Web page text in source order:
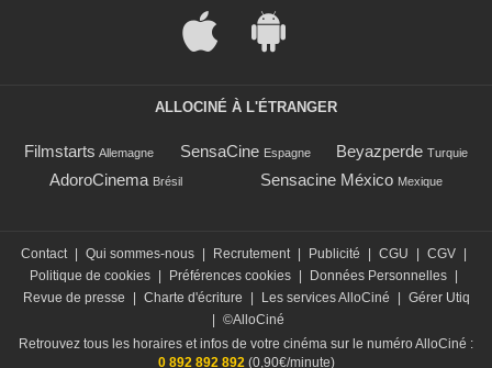
ALLOCINÉ À L'ÉTRANGER
Filmstarts Allemagne SensaCine Espagne Beyazperde Turquie
AdoroCinema Brésil Sensacine México Mexique
Contact Qui sommes-nous Recrutement Publicité CGU CGV
Politique de cookies
Préférences cookies Données Personnelles
Revue de presse
Charte d'écriture Les services AlloCiné
Gérer Utiq
©AlloCiné
Retrouvez tous les horaires et infos de votre cinéma sur le numéro AlloCiné :
0 892 892 892(0,90€/minute)